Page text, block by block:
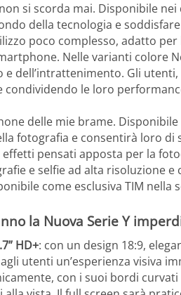
si scorda mai. Disponibile
della tecnologia e
poco complesso, adatto
Nelle varianti colore
dell’intrattenimento. Gli
condividendo le loro
delle mie brame.
fotografia e consentirà loro
pensati apposta per la
e selfie ad alta risoluzione
come esclusiva TIM nella
la Nuova Serie Y
HD+: con un design 18:9,
utenti un’esperienza visiva
con i suoi bordi